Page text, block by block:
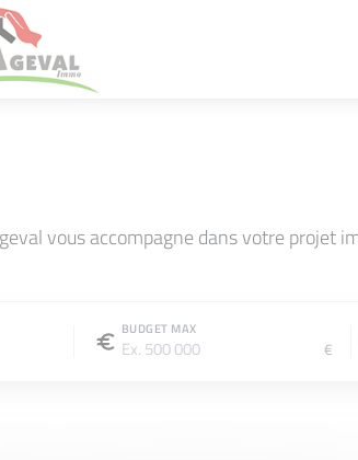
vous accompagne dans votre projet
BUDGET MAX
€